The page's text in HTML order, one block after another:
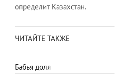
определит Казахстан.
ЧИТАЙТЕ ТАКЖЕ
Бабья доля